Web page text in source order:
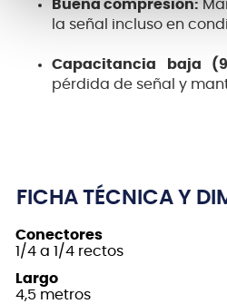
Buena compresión:
la señal incluso en
Capacitancia baja
pérdida de señal y
FICHA TÉCNICA Y
Conectores
1/4 a 1/4 rectos
Largo
4,5 metros